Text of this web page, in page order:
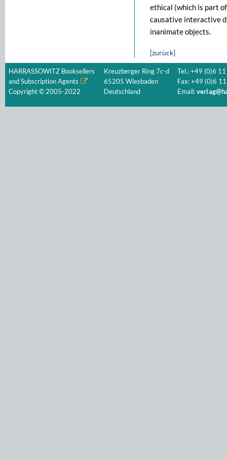
ethical (which is part
causative interactive
inanimate objects.
[zurück]
HARRASSOWITZ Booksellers
and Subscription Agents
Copyright © 2005-2022
Kreuzberger Ring 7c-d
65205 Wiesbaden
Deutschland
Tel.: +49 (0)6
Fax: +49 (0)6
Email: